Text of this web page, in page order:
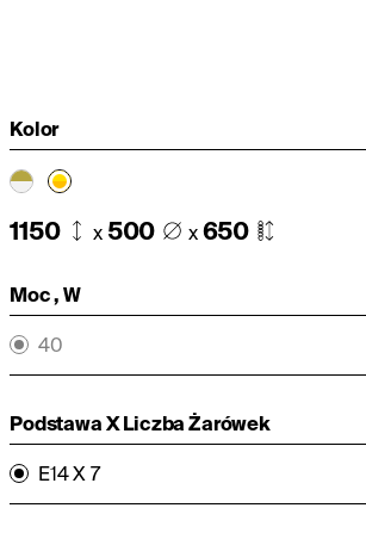
Kolor
1150 x 500 x 650
Moc , W
40
Podstawa X Liczba Żarówek
E14 X 7